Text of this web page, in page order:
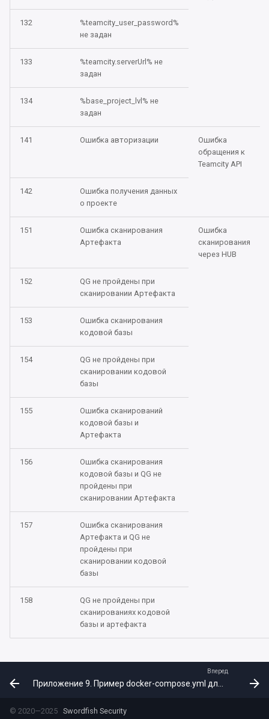
Oбновление 2023.5.1 до
Oбновление 2023.4.5 до
Oбновление 2023.4.4 до
Oбновление 2023.4.3 до
Oбновление 2023.4.1 до
2023.3.2
Oбновление 2023.2 до
Oбновление 2023.1 до
Oбновление 2.1.X до
Oбновление 2.1.4 до 2.1.5
Oбновление 2.1.3 до 2.1.4
Oбновление 2.1.2 до 2.1.3
Oбновление 2.1.1 до 2.1.2
Oбновление 2.0 до 2.1.1
132
%teamcity_user_password%
не задан
133
%teamcity.serverUrl% не
задан
134
%base_project_lvl% не
задан
141 Ошибка авторизации
Ошибка
обращения к
Teamcity API
142
Ошибка получения данных
о проекте
151
Ошибка сканирования
Артефакта
Ошибка
сканирования
через HUB
152
QG не пройдены при
сканировании Артефакта
153
Ошибка сканирования
кодовой базы
154
QG не пройдены при
сканировании кодовой
базы
155
Ошибка сканирований
кодовой базы и
Артефакта
156
Ошибка сканирования
кодовой базы и QG не
пройдены при
сканировании Артефакта
157
Ошибка сканирования
Артефакта и QG не
пройдены при
сканировании кодовой
базы
158
QG не пройдены при
сканированиях кодовой
базы и артефакта
Вперед
Приложение 9. Пример docker-compose.yml для контейнера AppSec.Hub
© 2020—2025 Swordfish Security